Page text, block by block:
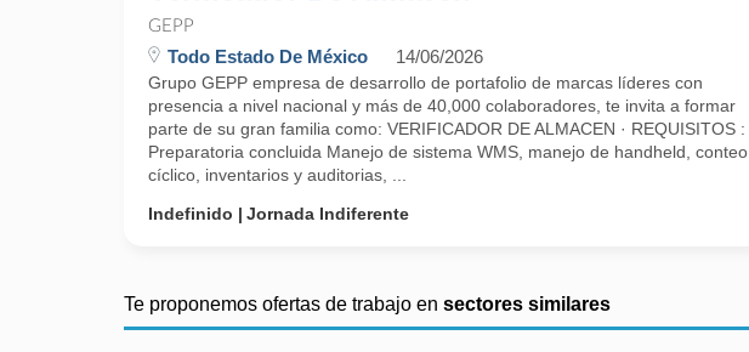
GEPP
Todo Estado De México 14/06/2026
Grupo GEPP empresa de desarrollo de portafolio de marcas líderes con
presencia a nivel nacional y más de 40,000 colaboradores, te invita a formar
parte de su gran familia como: VERIFICADOR DE ALMACEN · REQUISITOS :
Preparatoria concluida Manejo de sistema WMS, manejo de handheld, conteo
cíclico, inventarios y auditorias, ...
Indefinido
Jornada Indiferente
Te proponemos ofertas de trabajo en sectores similares